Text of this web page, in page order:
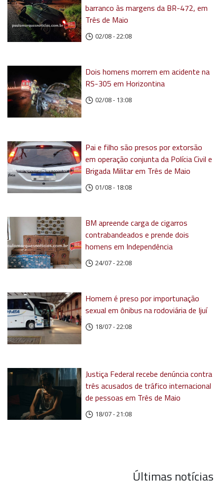
barranco às margens da BR-472, em
Três de Maio
02/08 - 22:08
Dois homens morrem em acidente na
RS-305 em Horizontina
02/08 - 13:08
Pai e filho são presos por extorsão
em operação conjunta da Polícia Civil e
Brigada Militar em Três de Maio
01/08 - 18:08
BM apreende carga de cigarros
contrabandeados e prende dois
homens em Independência
24/07 - 22:08
Homem é preso por importunação
sexual em ônibus na rodoviária de Ijuí
18/07 - 22:08
Justiça Federal recebe denúncia contra
três acusados de tráfico internacional
de pessoas em Três de Maio
18/07 - 21:08
Últimas notícias